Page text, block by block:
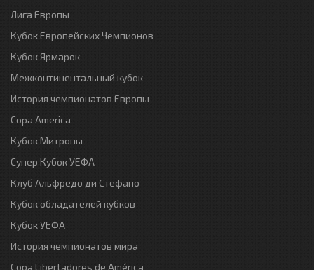
Лига Европы
Кубок Европейских Чемпионов
Кубок Ярмарок
Межконтинентальный кубок
История чемпионатов Европы
Copa America
Кубок Митропы
Супер Кубок УЕФА
Клуб Альфредо ди Стефано
Кубок обладателей кубков
Кубок УЕФА
История чемпионатов мира
Copa Libertadores de América